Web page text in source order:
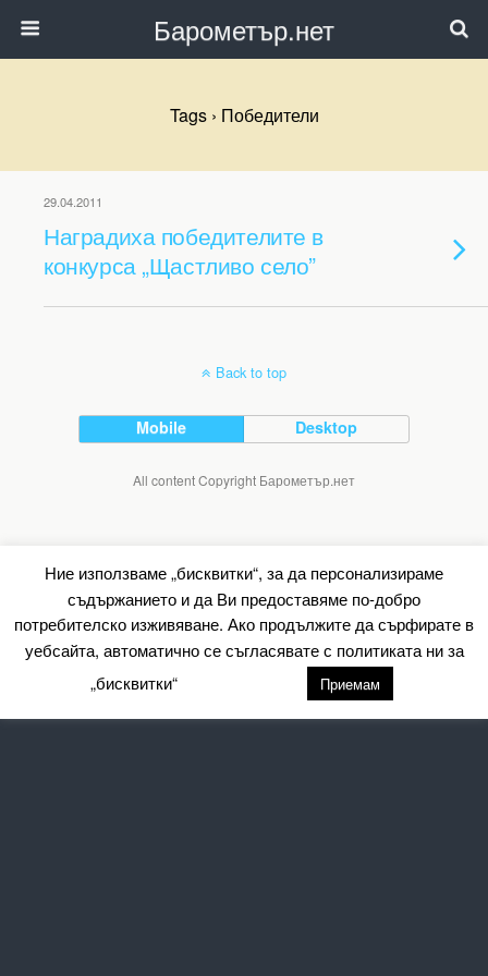
Барометър.нет
Tags › Победители
29.04.2011
Наградиха победителите в
конкурса „Щастливо село”
Back to top
Mobile Desktop
All content Copyright Барометър.нет
Ние използваме „бисквитки“, за да персонализираме
съдържанието и да Ви предоставяме по-добро
потребителско изживяване. Ако продължите да сърфирате в
уебсайта, автоматично се съгласявате с политиката ни за
„бисквитки“
Приемам